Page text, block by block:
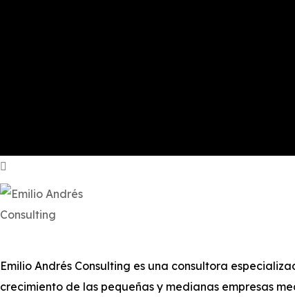
Emilio Andrés Consulting es una consultora
crecimiento de las pequeñas y medianas empresas